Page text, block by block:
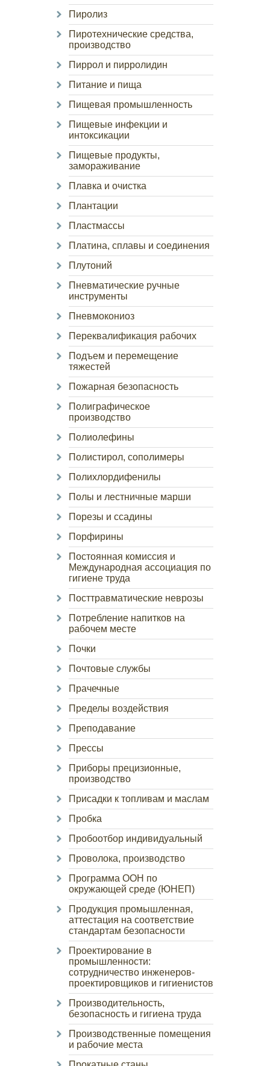
Пиролиз
Пиротехнические средства,
производство
Пиррол и пирролидин
Питание и пища
Пищевая промышленность
Пищевые инфекции и
интоксикации
Пищевые продукты,
замораживание
Плавка и очистка
Плантации
Пластмассы
Платина, сплавы и соединения
Плутоний
Пневматические ручные
инструменты
Пневмокониоз
Переквалификация рабочих
Подъем и перемещение
тяжестей
Пожарная безопасность
Полиграфическое
производство
Полиолефины
Полистирол, сополимеры
Полихлордифенилы
Полы и лестничные марши
Порезы и ссадины
Порфирины
Постоянная комиссия и
Международная ассоциация по
гигиене труда
Посттравматические неврозы
Потребление напитков на
рабочем месте
Почки
Почтовые службы
Прачечные
Пределы воздействия
Преподавание
Прессы
Приборы прецизионные,
производство
Присадки к топливам и маслам
Пробка
Пробоотбор индивидуальный
Проволока, производство
Программа ООН по
окружающей среде (ЮНЕП)
Продукция промышленная,
аттестация на соответствие
стандартам безопасности
Проектирование в
промышленности:
сотрудничество инженеров-
проектировщиков и гигиенистов
Производительность,
безопасность и гигиена труда
Производственные помещения
и рабочие места